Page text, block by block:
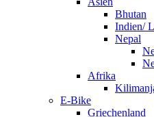
Bhutan
Indien/
Nepal
Afrika
E-Bike
Griechenland